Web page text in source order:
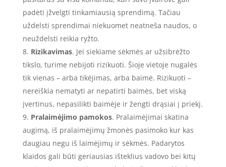
padėti įžvelgti tinkamiausią sprendimą. Tačiau
uždelsti sprendimai niekuomet neatneša naudos, o
neuždelsti reikia ryžto.
Rizikavimas. Jei siekiame sėkmės ar užsibrėžto
tikslo, turime nebijoti rizikuoti. Šioje vietoje nugalės
tik vienas – arba tikėjimas, arba baimė. Rizikuoti –
nereiškia nematyti ar nepatirti baimės, bet viską
įvertinus, nepasilikti baimėje ir žengti drąsiai į priekį.
Pralaimėjimo pamokos. Pralaimėjimai skatina
augimą, iš pralaimėjimų žmonės pasimoko kur kas
daugiau negu iš laimėjimų ir sėkmės. Padarytos
klaidos gali būti geriausias išteklius vadovo bei kitų